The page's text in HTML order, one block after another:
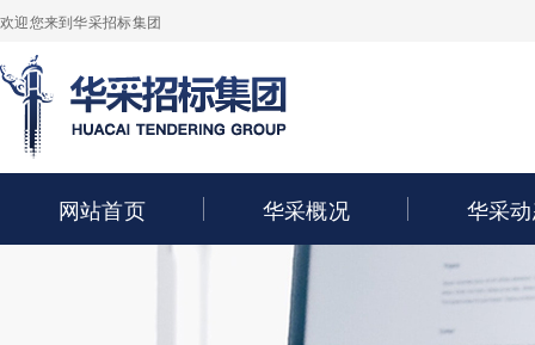
欢迎您来到华采招标集团
网站首页 华采概况 华采